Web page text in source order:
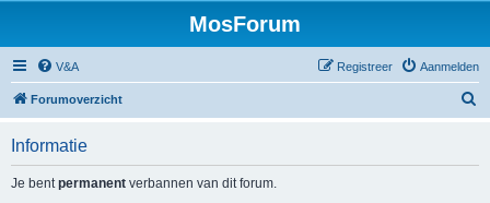
MosForum
V&A Aanmelden
Registreer
Forumoverzicht
Informatie
Je bentpermanent verbannen van dit forum.